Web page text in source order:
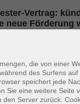
Vertrag:
neue Förderung
und
Duo?
"Häppchen &
die von einer
des Surfens
speichert jede
Sie eine weitere Seite
den Server zurück.